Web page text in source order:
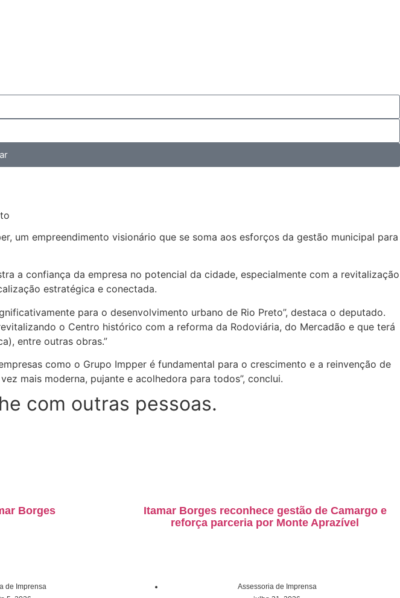
um empreendimento visionário que se soma aos esforços da gestão municipal para
a confiança da empresa no potencial da cidade, especialmente com a revitalização
estratégica e conectada.
para o desenvolvimento urbano de Rio Preto”, destaca o deputado.
o Centro histórico com a reforma da Rodoviária, do Mercadão e que terá
entre outras obras.”
como o Grupo Impper é fundamental para o crescimento e a reinvenção de
mais moderna, pujante e acolhedora para todos”, conclui.
com outras pessoas.
Borges
de Imprensa
Itamar Borges reconhece gestão de Camargo e
reforça parceria por Monte Aprazível
Assessoria de Imprensa